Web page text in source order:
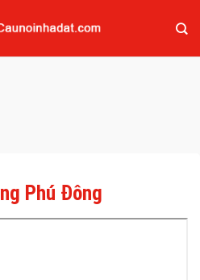
Phú Đông